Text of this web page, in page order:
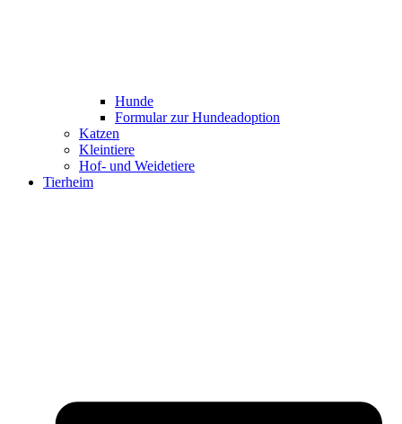
Hunde
Formular zur Hundeadoption
Katzen
Kleintiere
Hof- und Weidetiere
Tierheim